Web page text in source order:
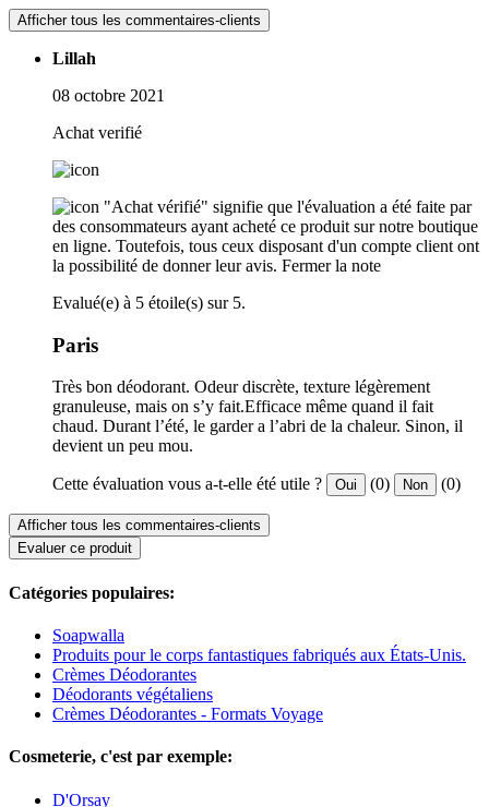
Afficher tous les commentaires-clients
Lillah
08 octobre 2021
Achat verifié
"Achat vérifié" signifie que l'évaluation a été faite par
des consommateurs ayant acheté ce produit sur notre boutique
en ligne. Toutefois, tous ceux disposant d'un compte client ont
la possibilité de donner leur avis. Fermer la note
Evalué(e) à 5 étoile(s) sur 5.
Paris
Très bon déodorant. Odeur discrète, texture légèrement
granuleuse, mais on s’y fait.Efficace même quand il fait
chaud. Durant l’été, le garder a l’abri de la chaleur. Sinon, il
devient un peu mou.
Cette évaluation vous a-t-elle été utile ? Oui (0) Non (0)
Afficher tous les commentaires-clients
Evaluer ce produit
Catégories populaires:
Soapwalla
Produits pour le corps fantastiques fabriqués aux États-Unis.
Crèmes Déodorantes
Déodorants végétaliens
Crèmes Déodorantes - Formats Voyage
Cosmeterie, c'est par exemple:
D'Orsay